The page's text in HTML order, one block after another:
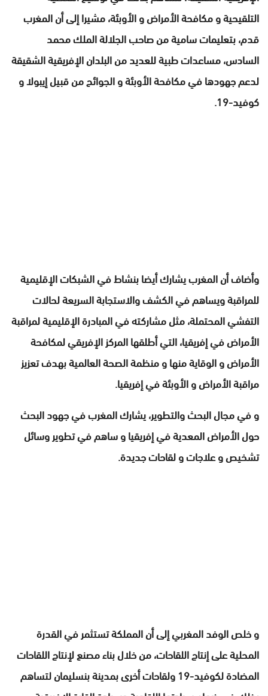
التلقيحية و مكافحة الأمراض و الأوبئة، مشيرا إلى أن المغرب
قدم، بتعليمات سامية من صاحب الجلالة الملك محمد
السادس، مساعدات طبية للعديد من البلدان الإفريقية الشقيقة
لدعم جهودها في مكافحة الأوبئة و الجوائح من قبيل إيبولا و
كوفيد-19.
وأضاف أن المغرب يشارك أيضا بنشاط في الشبكات الإقليمية
للمراقبة ويساهم في الكشف والاستجابة السريعة لحالات
التفشي المحتملة، مثل مشاركته في المبادرة الإقليمية لمراقبة
الأمراض في إفريقيا، التي أطلقها المركز الإفريقي لمكافحة
الأمراض و الوقاية منها و منظمة الصحة العالمية بهدف تعزيز
مراقبة الأمراض و الأوبئة في إفريقيا.
و في مجال البحث والتطوير، يشارك المغرب في جهود البحث
حول الأمراض المعدية في إفريقيا و ساهم في تطوير وسائل
تشخيص و علاجات و لقاحات جديدة.
و خلص الوفد المغربي إلى أن المملكة تستثمر في القدرة
المحلية على إنتاج اللقاحات، من خلال بناء مصنع لإنتاج اللقاحات
المضادة لكوفيد-19 ولقاحات أخرى بمدينة بنسليمان لتساهم